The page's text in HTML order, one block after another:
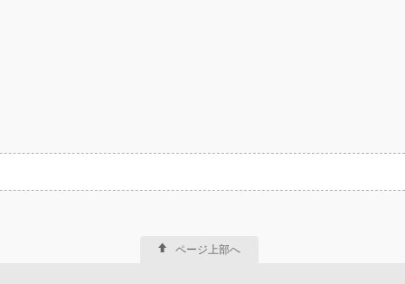
ページ上部へ